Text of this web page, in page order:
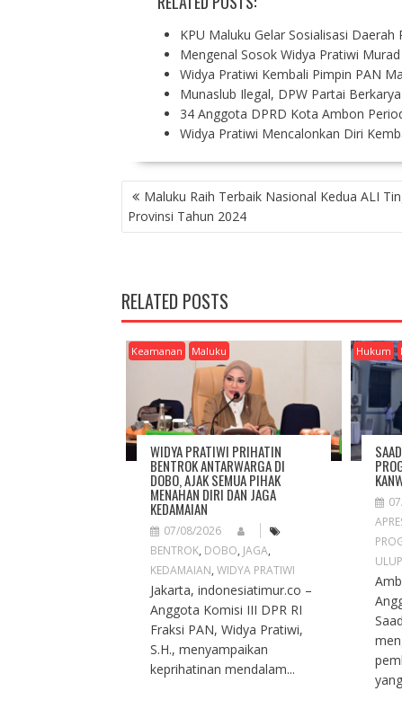
KPU Maluku Gelar Sosialisasi Daerah
Mengenal Sosok Widya Pratiwi Murad
Widya Pratiwi Kembali Pimpin PAN
Munaslub Ilegal, DPW Partai
34 Anggota DPRD Kota Ambon
Widya Pratiwi Mencalonkan Diri
P
O
S
A
V
I
G
A
O
N
Maluku Raih Terbaik Nasional Kedua ALI
Provinsi Tahun 2024
RELATED POSTS
Keamanan Maluku
WIDYA PRATIWI PRIHATIN
BENTROK ANTARWARGA DI
DOBO, AJAK SEMUA PIHAK
MENAHAN DIRI DAN JAGA
KEDAMAIAN
07/08/2026
BENTROK, DOBO, JAGA,
KEDAMAIAN, WIDYA PRATIWI
Jakarta, indonesiatimur.co –
Anggota Komisi III DPR RI
Fraksi PAN, Widya Pratiwi,
S.H., menyampaikan
keprihatinan mendalam...
Hukum